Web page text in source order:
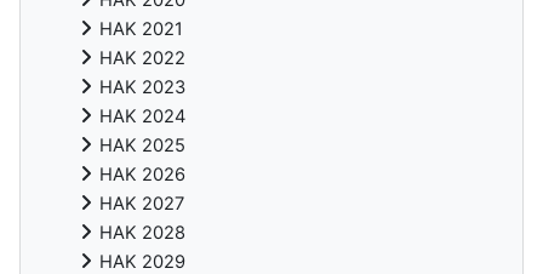
HAK 2021
HAK 2022
HAK 2023
HAK 2024
HAK 2025
HAK 2026
HAK 2027
HAK 2028
HAK 2029